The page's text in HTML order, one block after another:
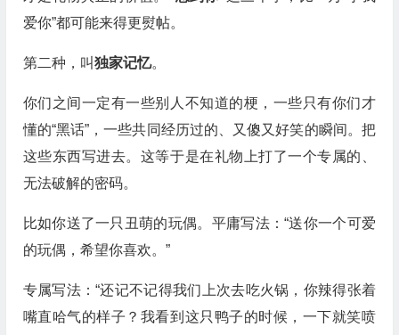
爱你”都可能来得更熨帖。
第二种，叫独家记忆。
你们之间一定有一些别人不知道的梗，一些只有你们才
懂的“黑话”，一些共同经历过的、又傻又好笑的瞬间。把
这些东西写进去。这等于是在礼物上打了一个专属的、
无法破解的密码。
比如你送了一只丑萌的玩偶。平庸写法：“送你一个可爱
的玩偶，希望你喜欢。”
专属写法：“还记不记得我们上次去吃火锅，你辣得张着
嘴直哈气的样子？我看到这只鸭子的时候，一下就笑喷